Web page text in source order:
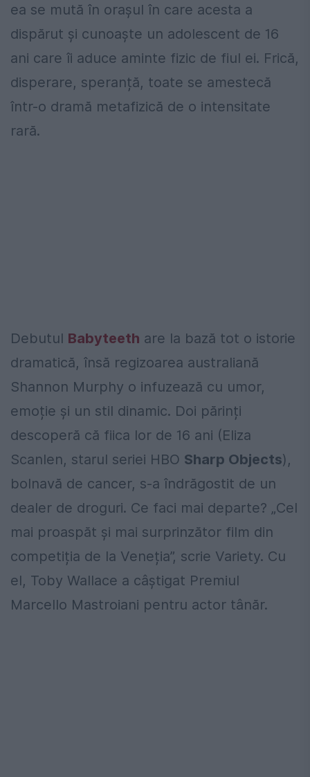
ea se mută în orașul în care acesta a
dispărut și cunoaște un adolescent de 16
ani care îi aduce aminte fizic de fiul ei. Frică,
disperare, speranță, toate se amestecă
într-o dramă metafizică de o intensitate
rară.
Debutul Babyteeth are la bază tot o istorie
dramatică, însă regizoarea australiană
Shannon Murphy o infuzează cu umor,
emoție și un stil dinamic. Doi părinți
descoperă că fiica lor de 16 ani (Eliza
Scanlen, starul seriei HBO Sharp Objects),
bolnavă de cancer, s-a îndrăgostit de un
dealer de droguri. Ce faci mai departe? „Cel
mai proaspăt și mai surprinzător film din
competiția de la Veneția”, scrie Variety. Cu
el, Toby Wallace a câștigat Premiul
Marcello Mastroiani pentru actor tânăr.